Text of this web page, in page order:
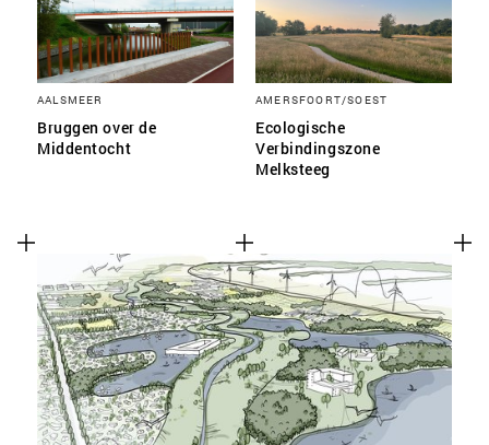
AALSMEER
Bruggen over de
Middentocht
AMERSFOORT/SOEST
Ecologische
Verbindingszone
Melksteeg